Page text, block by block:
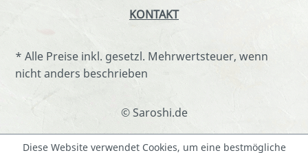
KONTAKT
* Alle Preise inkl. gesetzl. Mehrwertsteuer, wenn
nicht anders beschrieben
© Saroshi.de
Diese Website verwendet Cookies, um eine bestmögliche